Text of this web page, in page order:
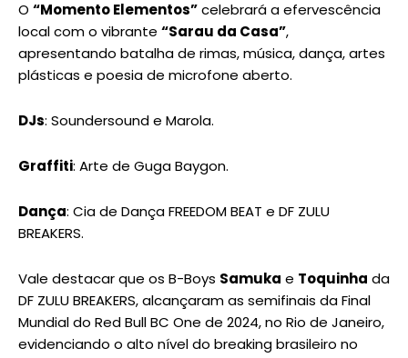
O “Momento Elementos”celebrará a efervescência
local com o vibrante “Sarau da Casa”,
apresentando batalha de rimas, música, dança, artes
plásticas e poesia de microfone aberto.
DJs: Soundersound e Marola.
Graffiti: Arte de Guga Baygon.
Dança: Cia de Dança FREEDOM BEAT e DF ZULU
BREAKERS.
Vale destacar que os B-Boys Samuka e Toquinha da
DF ZULU BREAKERS, alcançaram as semifinais da Final
Mundial do Red Bull BC One de 2024, no Rio de Janeiro,
evidenciando o alto nível do breaking brasileiro no